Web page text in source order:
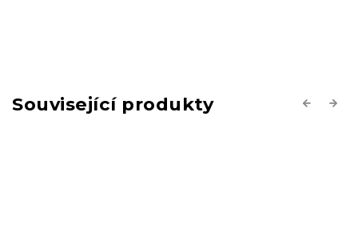
Související produkty Previous
Next